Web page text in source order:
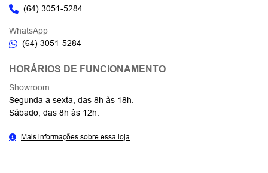
(64) 3051-5284
WhatsApp
(64) 3051-5284
HORÁRIOS DE FUNCIONAMENTO
Showroom
Segunda a sexta, das 8h às 18h.
Sábado, das 8h às 12h.
Mais informações sobre essa loja